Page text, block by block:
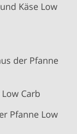
Käse Low
der Pfanne
Carb
Pfanne Low